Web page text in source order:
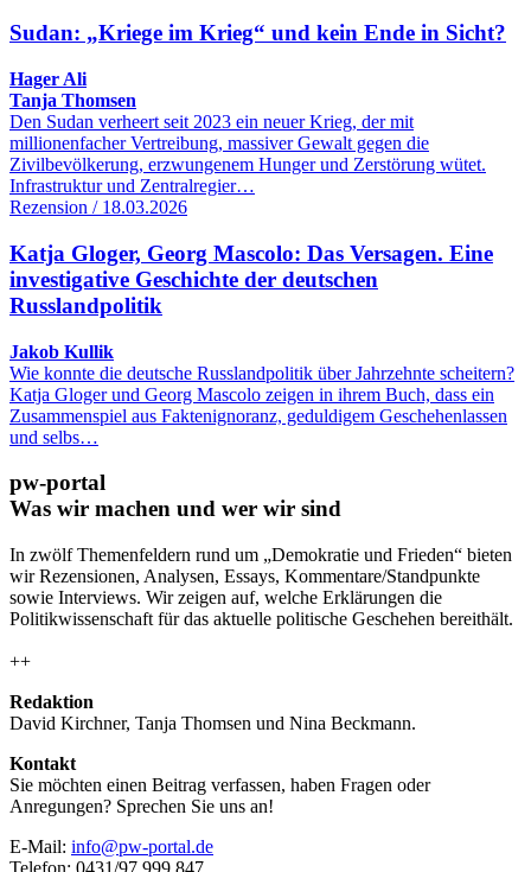
Sudan: „Kriege im Krieg“ und kein Ende in Sicht?
Hager Ali
Tanja Thomsen
Den Sudan verheert seit 2023 ein neuer Krieg, der mit
millionenfacher Vertreibung, massiver Gewalt gegen die
Zivilbevölkerung, erzwungenem Hunger und Zerstörung wütet.
Infrastruktur und Zentralregier…
Rezension / 18.03.2026
Katja Gloger, Georg Mascolo: Das Versagen. Eine
investigative Geschichte der deutschen
Russlandpolitik
Jakob Kullik
Wie konnte die deutsche Russlandpolitik über Jahrzehnte scheitern?
Katja Gloger und Georg Mascolo zeigen in ihrem Buch, dass ein
Zusammenspiel aus Faktenignoranz, geduldigem Geschehenlassen
und selbs…
pw-portal
Was wir machen und wer wir sind
In zwölf Themenfeldern rund um „Demokratie und Frieden“ bieten
wir Rezensionen, Analysen, Essays, Kommentare/Standpunkte
sowie Interviews. Wir zeigen auf, welche Erklärungen die
Politikwissenschaft für das aktuelle politische Geschehen bereithält.
++
Redaktion
David Kirchner, Tanja Thomsen und Nina Beckmann.
Kontakt
Sie möchten einen Beitrag verfassen, haben Fragen oder
Anregungen? Sprechen Sie uns an!
E-Mail: info@pw-portal.de
Telefon: 0431/97 999 847